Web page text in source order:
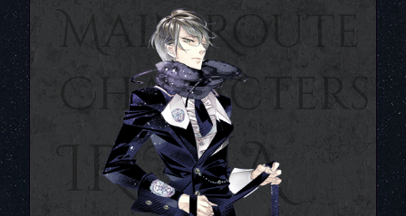
Main Route
Characters
IROHA